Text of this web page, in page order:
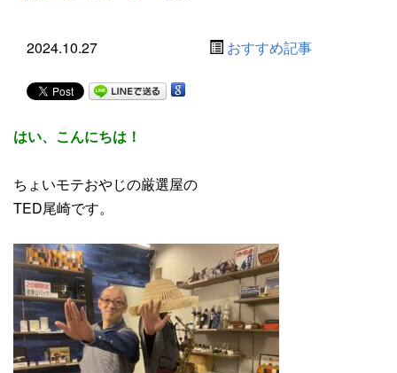
2024.10.27 おすすめ記事
はい、こんにちは！
ちょいモテおやじの厳選屋の
TED尾崎です。